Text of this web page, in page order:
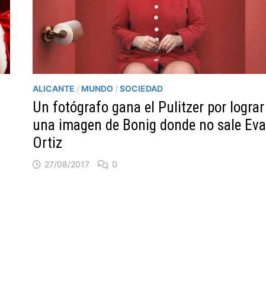
ALICANTE / MUNDO /SOCIEDAD
Un fotógrafo gana el Pulitzer por lograr
una imagen de Bonig donde no sale Eva
Ortiz
27/08/2017 0